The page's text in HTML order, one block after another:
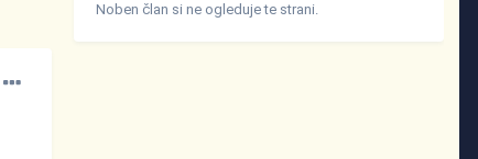
Noben član si ne ogleduje te strani.